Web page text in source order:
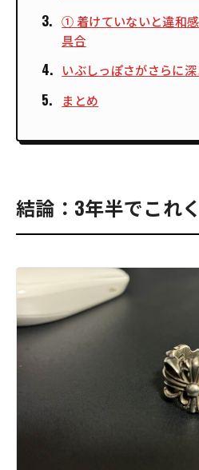
① 着けていないと違和
具合
いぶしっぽさがさらに
まとめ
結論：3年半でこれ